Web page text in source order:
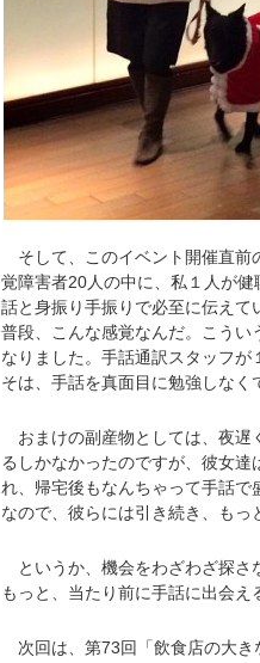
そして、このイベント開催直前
覚障害者20人の中に、私１人が
話と身振り手振りで必至に伝え
普段、こんな感覚なんだ。こうい
なりました。手話通訳スタッフが
そは、手話を真面目に勉強しなく
おまけの副産物としては、夜遅
るしかなかったのですが、彼女
れ、帰宅後もなんちゃって手話で
なので、彼らには引き続き、もっ
というか、機会をわざわざ探さ
もっと、当たり前に手話に出会え
次回は、第73回「飲食店の大き